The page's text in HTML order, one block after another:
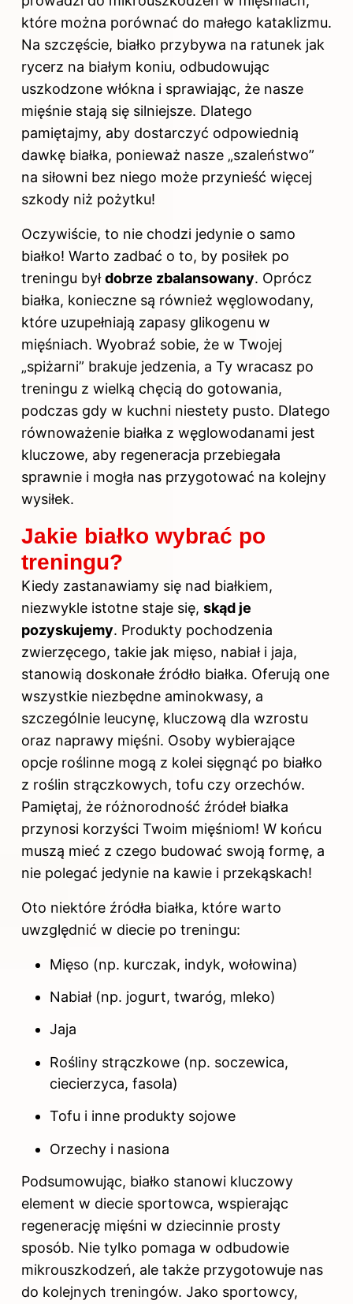
które można porównać do małego kataklizmu.
Na szczęście, białko przybywa na ratunek jak
rycerz na białym koniu, odbudowując
uszkodzone włókna i sprawiając, że nasze
mięśnie stają się silniejsze. Dlatego
pamiętajmy, aby dostarczyć odpowiednią
dawkę białka, ponieważ nasze „szaleństwo”
na siłowni bez niego może przynieść więcej
szkody niż pożytku!
Oczywiście, to nie chodzi jedynie o samo
białko! Warto zadbać o to, by posiłek po
treningu byłdobrze zbalansowany. Oprócz
białka, konieczne są również węglowodany,
które uzupełniają zapasy glikogenu w
mięśniach. Wyobraź sobie, że w Twojej
„spiżarni” brakuje jedzenia, a Ty wracasz po
treningu z wielką chęcią do gotowania,
podczas gdy w kuchni niestety pusto. Dlatego
równoważenie białka z węglowodanami jest
kluczowe, aby regeneracja przebiegała
sprawnie i mogła nas przygotować na kolejny
wysiłek.
Jakie białko wybrać po
treningu?
Kiedy zastanawiamy się nad białkiem,
niezwykle istotne staje się, skąd je
pozyskujemy. Produkty pochodzenia
zwierzęcego, takie jak mięso, nabiał i jaja,
stanowią doskonałe źródło białka. Oferują one
wszystkie niezbędne aminokwasy, a
szczególnie leucynę, kluczową dla wzrostu
oraz naprawy mięśni. Osoby wybierające
opcje roślinne mogą z kolei sięgnąć po białko
z roślin strączkowych, tofu czy orzechów.
Pamiętaj, że różnorodność źródeł białka
przynosi korzyści Twoim mięśniom! W końcu
muszą mieć z czego budować swoją formę, a
nie polegać jedynie na kawie i przekąskach!
Oto niektóre źródła białka, które warto
uwzględnić w diecie po treningu:
Mięso (np. kurczak, indyk, wołowina)
Nabiał (np. jogurt, twaróg, mleko)
Jaja
Rośliny strączkowe (np. soczewica,
ciecierzyca, fasola)
Tofu i inne produkty sojowe
Orzechy i nasiona
Podsumowując, białko stanowi kluczowy
element w diecie sportowca, wspierając
regenerację mięśni w dziecinnie prosty
sposób. Nie tylko pomaga w odbudowie
mikrouszkodzeń, ale także przygotowuje nas
do kolejnych treningów. Jako sportowcy,